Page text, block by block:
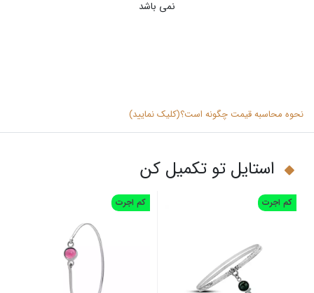
نمی باشد
نحوه محاسبه قیمت چگونه است؟(کلیک نمایید)
استایل تو تکمیل کن
کم اجرت کم اجرت